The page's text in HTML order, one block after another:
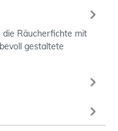
die Räucherfichte mit
gestaltete